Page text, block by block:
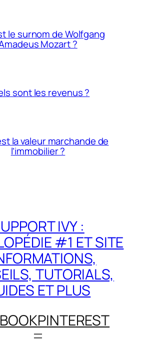
le surnom de Wolfgang
Mozart ?
sont les revenus ?
la valeur marchande de
l’immobilier ?
IVY :
#1 ET SITE
TUTORIALS,
ET PLUS
PINTEREST